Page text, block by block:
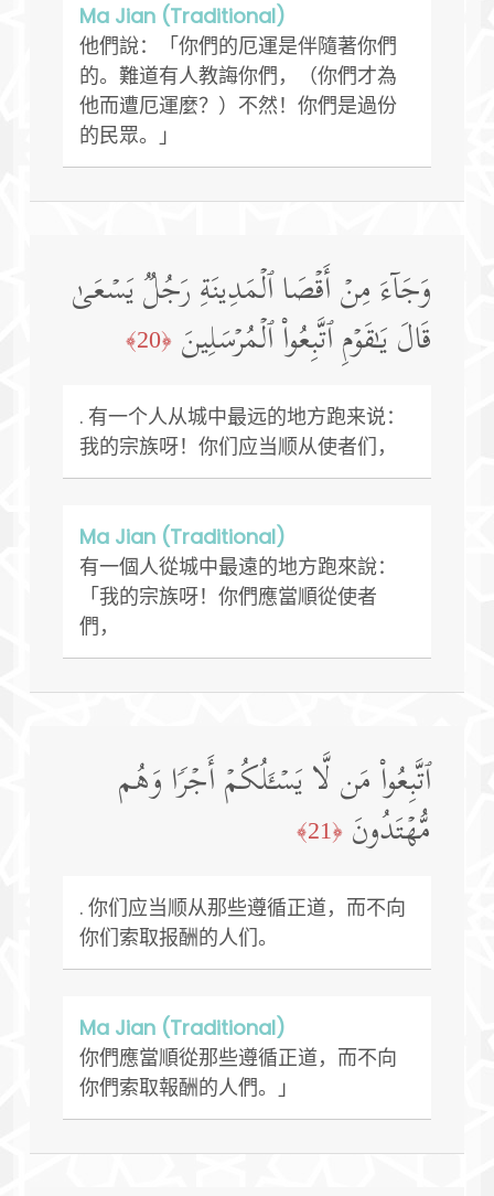
Ma Jian (Traditional)
他們說：「你們的厄運是伴隨著你們
的。難道有人教誨你們，（你們才為
他而遭厄運麼？）不然！你們是過份
的民眾。」
وَجَاۤءَ مِنۡ أَقۡصَا ٱلۡمَدِینَةِ رَجُلࣱ یَسۡعَىٰ
قَالَ یَـٰقَوۡمِ ٱتَّبِعُوا۟ ٱلۡمُرۡسَلِینَ ﴿20﴾
. 有一个人从城中最远的地方跑来说：
我的宗族呀！你们应当顺从使者们，
Ma Jian (Traditional)
有一個人從城中最遠的地方跑來說：
「我的宗族呀！你們應當順從使者
們，
ٱتَّبِعُوا۟ مَن لَّا یَسۡـَٔلُكُمۡ أَجۡرࣰا وَهُم
مُّهۡتَدُونَ ﴿21﴾
. 你们应当顺从那些遵循正道，而不向
你们索取报酬的人们。
Ma Jian (Traditional)
你們應當順從那些遵循正道，而不向
你們索取報酬的人們。」